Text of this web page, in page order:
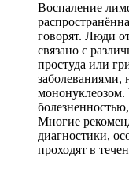
Воспаление
говорят. Люди
связано с
простуда или
заболеваниями,
мононуклеозом.
Многие
диагностики,
проходят в